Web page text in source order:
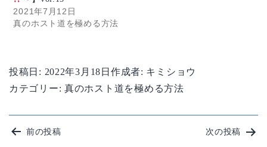
2021年7月12日
真のホスト道を極める方法
投稿日: 2022年3月18日 作成者: キミショウ
カテゴリー:真のホスト道を極める方法
投前の投稿 次の投稿